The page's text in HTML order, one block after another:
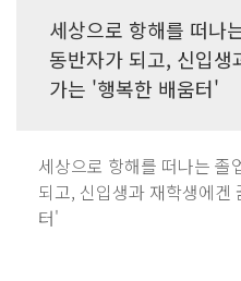
세상으로 항해를 떠나
동반자가 되고, 신입생
가는 '행복한 배움터'
세상으로 항해를 떠나는 졸
되고, 신입생과 재학생에겐
터'